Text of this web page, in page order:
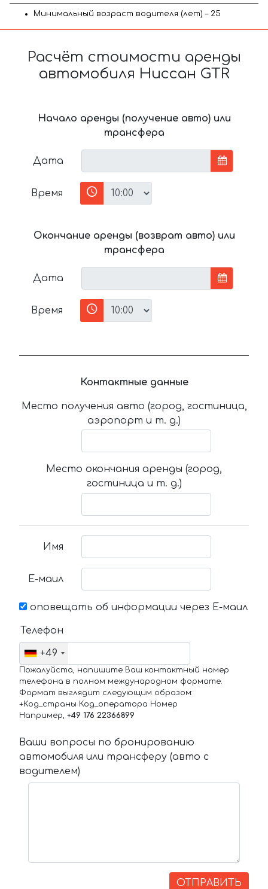
Минимальный возраст водителя (лет) – 25
Расчёт стоимости аренды
автомобиля Ниссан GTR
Начало аренды (получение авто) или
трансфера
Дата
Время
Окончание аренды (возврат авто) или
трансфера
Дата
Время
Контактные данные
Место получения авто (город, гостиница,
аэропорт и т. д.)
Место окончания аренды (город,
гостиница и т. д.)
Имя
Е-маил
оповещать об информации через Е-маил
Телефон
+49
Пожалуйста, напишите Ваш контактный номер
телефона в полном международном формате.
Формат выглядит следующим образом:
+Код_страны Код_оператора Номер
Например, +49 176 22366899
Ваши вопросы по бронированию
автомобиля или трансферу (авто с
водителем)
ОТПРАВИТЬ